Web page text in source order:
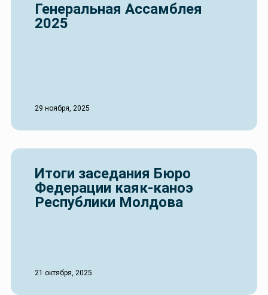
Генеральная Ассамблея
2025
29 ноября, 2025
Итоги заседания Бюро
Федерации каяк-каноэ
Республики Молдова
21 октября, 2025